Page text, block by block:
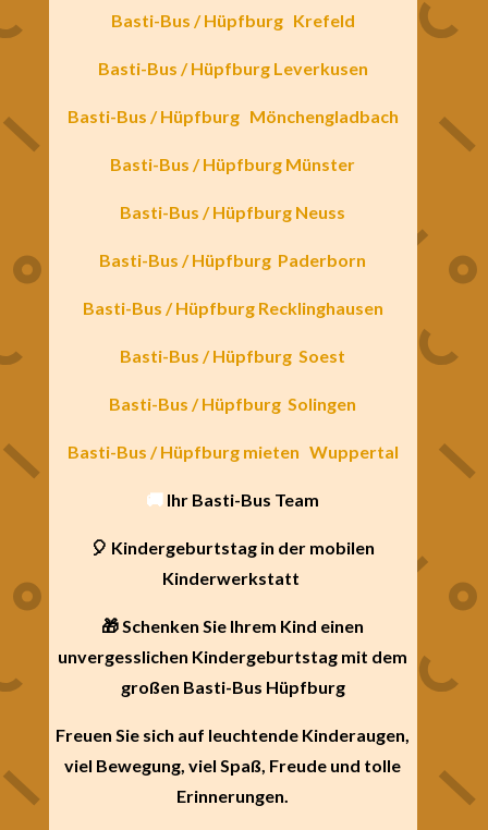
Basti-Bus / Hüpfburg Krefeld
Basti-Bus / Hüpfburg Leverkusen
Basti-Bus / Hüpfburg Mönchengladbach
Basti-Bus / Hüpfburg Münster
Basti-Bus / Hüpfburg Neuss
Basti-Bus / Hüpfburg Paderborn
Basti-Bus / Hüpfburg Recklinghausen
Basti-Bus / Hüpfburg Soest
Basti-Bus / Hüpfburg Solingen
Basti-Bus / Hüpfburg mieten Wuppertal
🚚 Ihr Basti-Bus Team
🎈 Kindergeburtstag in der mobilen
Kinderwerkstatt
🎁 Schenken Sie Ihrem Kind einen
unvergesslichen Kindergeburtstag mit dem
großen Basti-Bus Hüpfburg
Freuen Sie sich auf leuchtende Kinderaugen,
viel Bewegung, viel Spaß, Freude und tolle
Erinnerungen.